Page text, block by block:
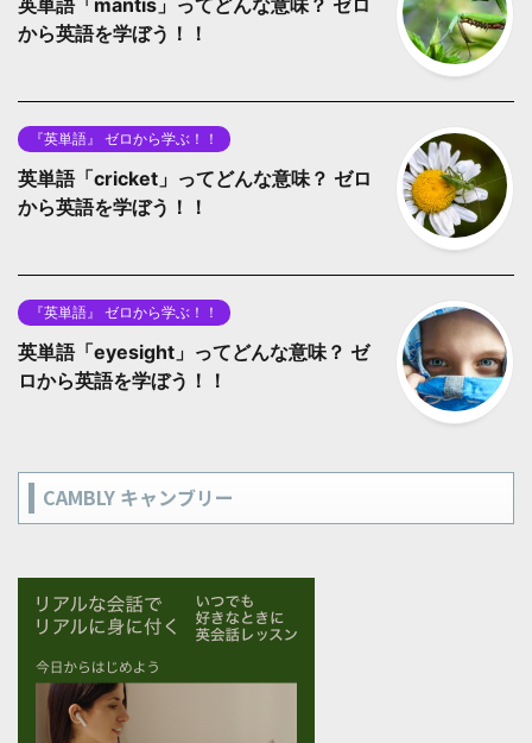
から英語を学ぼう！！
『英単語』 ゼロから学ぶ！！
英単語「cricket」ってどんな意味？ ゼロ
から英語を学ぼう！！
『英単語』 ゼロから学ぶ！！
英単語「eyesight」ってどんな意味？ ゼ
ロから英語を学ぼう！！
CAMBLY キャンブリー